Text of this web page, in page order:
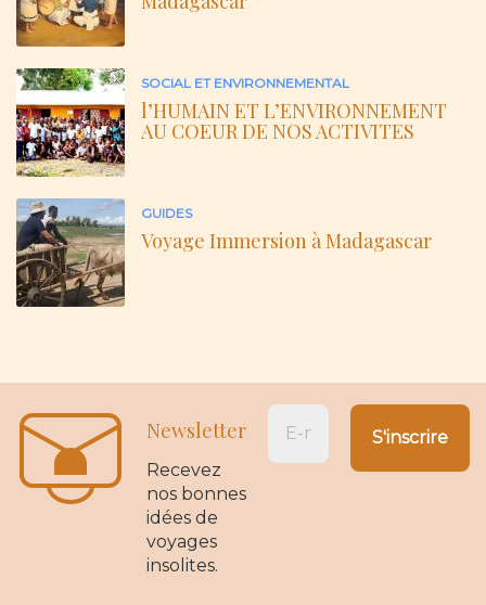
SOCIAL ET ENVIRONNEMENTAL
l’HUMAIN ET L’ENVIRONNEMENT
AU COEUR DE NOS ACTIVITES
GUIDES
Voyage Immersion à Madagascar
Newsletter
Recevez
nos bonnes
idées de
voyages
insolites.